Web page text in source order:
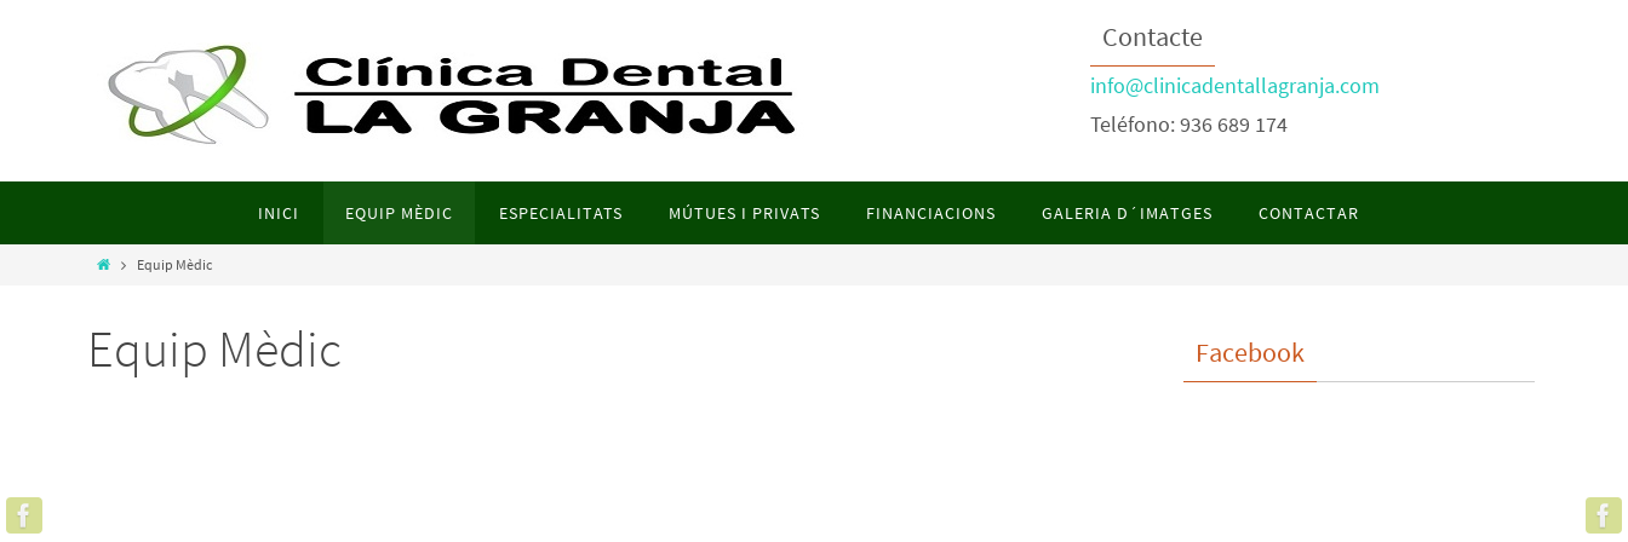
Contacte
info@clinicadentallagranja.com
Teléfono: 936 689 174
INICI EQUIP MÈDIC ESPECIALITATS MÚTUES I PRIVATS FINANCIACIONS GALERIA D´IMATGES CONTACTAR
Equip Mèdic
Equip Mèdic Facebook